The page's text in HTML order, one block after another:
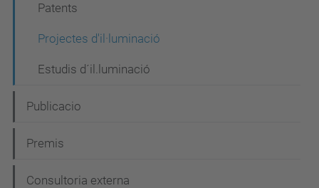
Patents
Projectes d'il·luminació
Estudis d´il.luminació
Publicacio
Premis
Consultoria externa